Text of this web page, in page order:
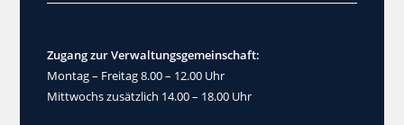
Zugang zur Verwaltungsgemeinschaft:
Montag – Freitag 8.00 – 12.00 Uhr
Mittwochs zusätzlich 14.00 – 18.00 Uhr